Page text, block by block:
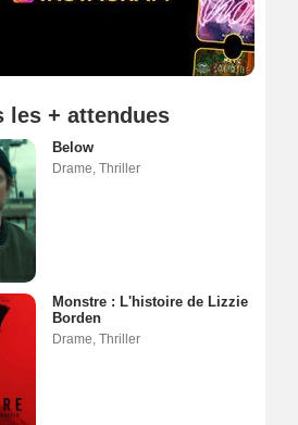
les + attendues
Below
Drame Thriller
Monstre : L'histoire de Lizzie
Borden
Drame Thriller